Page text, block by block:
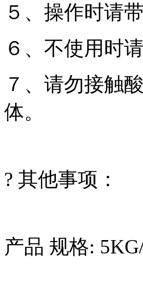
５、操作时请
６、不使用时
７、请勿接触
体。
? 其他事项：
产品 规格: